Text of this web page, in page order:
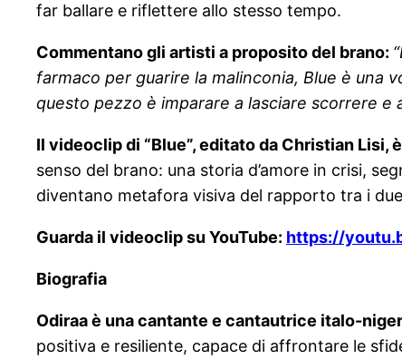
far ballare e riflettere allo stesso tempo.
Commentano gli artisti a proposito del brano:
farmaco per guarire la malinconia, Blue è una
questo pezzo è imparare a lasciare scorrere
Il videoclip di “Blue”, editato da Christian
senso del brano: una storia d’amore in crisi,
diventano metafora visiva del rapporto tra i
Guarda il videoclip su YouTube: https://
Biografia
Odiraa è una cantante e cantautrice italo-
positiva e resiliente, capace di affrontare le